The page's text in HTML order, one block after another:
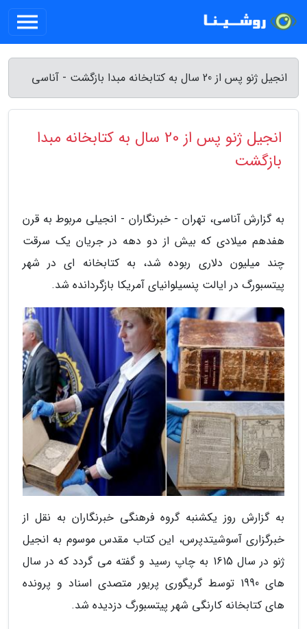
انجیل ژنو پس از 20 سال به کتابخانه مبدا بازگشت - آناسی
انجیل ژنو پس از 20 سال به کتابخانه مبدا
بازگشت
به گزارش آناسی، تهران - خبرنگاران - انجیلی مربوط به قرن
هفدهم میلادی که بیش از دو دهه در جریان یک سرقت
چند میلیون دلاری ربوده شد، به کتابخانه ای در شهر
پیتسبورگ در ایالت پنسیلوانیای آمریکا بازگردانده شد.
به گزارش روز یکشنبه گروه فرهنگی خبرنگاران به نقل از
خبرگزاری آسوشیتدپرس، این کتاب مقدس موسوم به انجیل
ژنو در سال 1615 به چاپ رسید و گفته می گردد که در سال
های 1990 توسط گریگوری پریور متصدی اسناد و پرونده
های کتابخانه کارنگی شهر پیتسبورگ دزدیده شد.